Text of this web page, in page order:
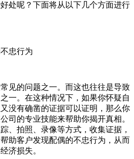
处呢？下面将从以下几个方面进行
忠行为
见的问题之一。而这也往往是导致
一。在这种情况下，如果你怀疑自
没有确凿的证据可以证明，那么你
司的专业技能来帮助你揭开真相。
、拍照、录像等方式，收集证据，
助客户发现配偶的不忠行为，从而
济损失。